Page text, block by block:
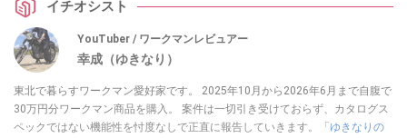
イチオシスト
YouTuber / ワークマンレビュアー
幸成（ゆきなり）
東北で暮らすワークマン愛好家です。 2025年10月から2026年6月まで自腹で
30万円分ワークマン商品を購入。 案件は一切引き受けておらず、カタログス
ペックではない機能性を忖度なしで正直に報告していきます。「 ゆきなりの